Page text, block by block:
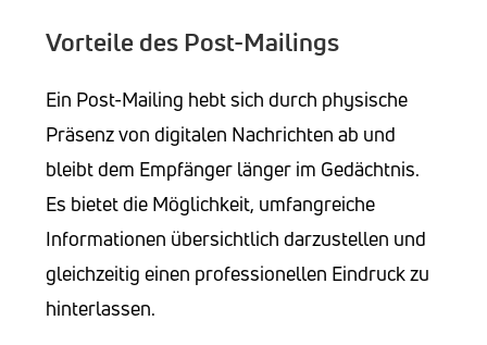
Vorteile des Post-Mailings
Ein Post-Mailing hebt sich durch physische
Präsenz von digitalen Nachrichten ab und
bleibt dem Empfänger länger im Gedächtnis.
Es bietet die Möglichkeit, umfangreiche
Informationen übersichtlich darzustellen und
gleichzeitig einen professionellen Eindruck zu
hinterlassen.